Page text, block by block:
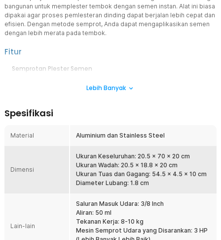
bangunan untuk memplester tembok dengan semen instan. Alat ini biasa
dipakai agar proses pemlesteran dinding dapat berjalan lebih cepat dan
efisien. Dengan metode semprot, Anda dapat mengaplikasikan semen
dengan lebih merata pada tembok.
Fitur
Semprotan Plester Semen
tembok, alat ini akan sangat berguna. Hasil semprotan akan
Material Berkualitas
sangat kokoh. Selain itu, kombinasi material tersebut juga membuat
Digunakan Tukang Bangunan
Alat ini cocok digunakan oleh tukang bangunan yang sedang
membangun rumah untuk menghaluskan tembok atau secara umum
dikenal dengan mengaci. Dengan alat ini, proses penghalusan
Kelengkapan Produk
Lebih Banyak
Spesifikasi
Material Aluminium dan Stainless Steel
Dimensi
Ukuran Keseluruhan: 20.5 x 70 x 20 cm
Ukuran Wadah: 20.5 x 18.8 x 20 cm
Ukuran Tuas dan Gagang: 54.5 x 4.5 x 10 cm
Diameter Lubang: 1.8 cm
Lain-lain
Saluran Masuk Udara: 3/8 Inch
Aliran: 50 ml
Tekanan Kerja: 8-10 kg
Mesin Semprot Udara yang Disarankan: 3 HP